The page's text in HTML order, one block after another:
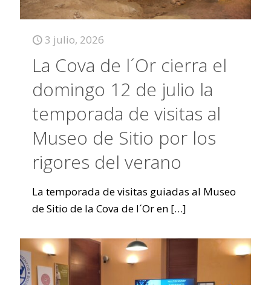
3 julio, 2026
La Cova de l´Or cierra el
domingo 12 de julio la
temporada de visitas al
Museo de Sitio por los
rigores del verano
La temporada de visitas guiadas al Museo
de Sitio de la Cova de l´Or en […]